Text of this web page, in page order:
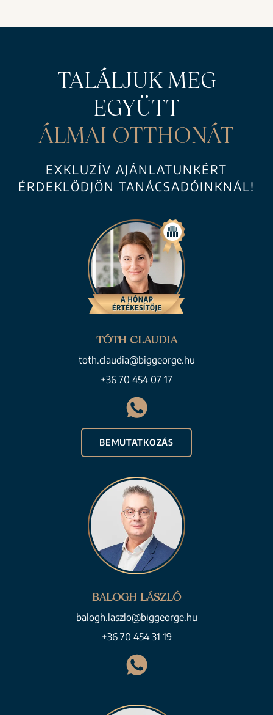
TALÁLJUK MEG
EGYÜTT
ÁLMAI OTTHONÁT
EXKLUZÍV AJÁNLATUNKÉRT
ÉRDEKLŐDJÖN TANÁCSADÓINKNÁL!
TÓTH CLAUDIA
toth.claudia@biggeorge.hu
+36 70 454 07 17
BEMUTATKOZÁS
BALOGH LÁSZLÓ
balogh.laszlo@biggeorge.hu
+36 70 454 31 19